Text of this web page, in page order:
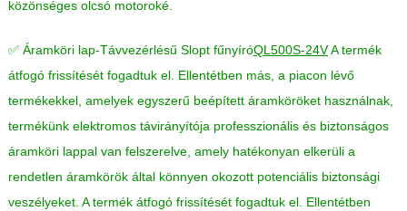
közönséges olcsó motoroké.
✅ Áramköri lap-Távvezérlésű Slopt fűnyíróQL500S-24VA termék
átfogó frissítését fogadtuk el. Ellentétben más, a piacon lévő
termékekkel, amelyek egyszerű beépített áramköröket használnak,
termékünk elektromos távirányítója professzionális és biztonságos
áramköri lappal van felszerelve, amely hatékonyan elkerüli a
rendetlen áramkörök által könnyen okozott potenciális biztonsági
veszélyeket. A termék átfogó frissítését fogadtuk el. Ellentétben